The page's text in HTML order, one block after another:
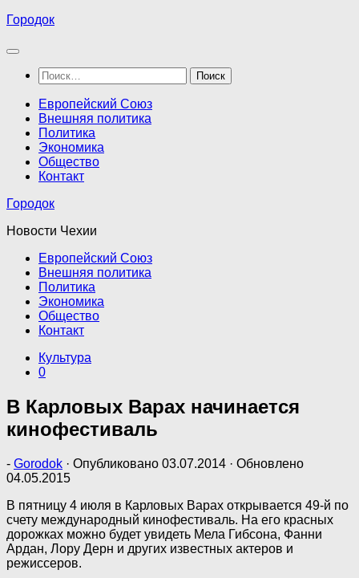
Перейти
содержимому
Городок
Найти:
Европейский Союз
Внешняя политика
Политика
Экономика
Общество
Контакт
Городок
Новости Чехии
Европейский Союз
Внешняя политика
Политика
Экономика
Общество
Контакт
Культура
0
В Карловых Варах начинается
кинофестиваль
- Gorodok · Опубликовано 03.07.2014 · Обновлено
04.05.2015
В пятницу 4 июля в Карловых Варах открывается 49-й по
счету международный кинофестиваль. На его красных
дорожках можно будет увидеть Мела Гибсона, Фанни
Ардан, Лору Дерн и других известных актеров и
режиссеров.